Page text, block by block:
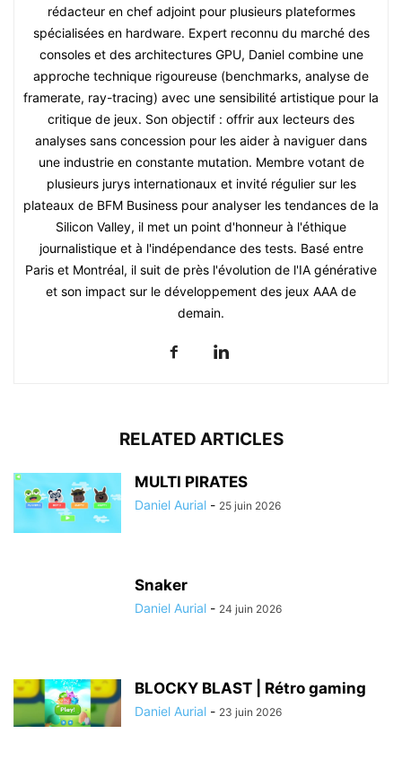
rédacteur en chef adjoint pour plusieurs plateformes
spécialisées en hardware. Expert reconnu du marché des
consoles et des architectures GPU, Daniel combine une
approche technique rigoureuse (benchmarks, analyse de
framerate, ray-tracing) avec une sensibilité artistique pour la
critique de jeux. Son objectif : offrir aux lecteurs des
analyses sans concession pour les aider à naviguer dans
une industrie en constante mutation. Membre votant de
plusieurs jurys internationaux et invité régulier sur les
plateaux de BFM Business pour analyser les tendances de la
Silicon Valley, il met un point d'honneur à l'éthique
journalistique et à l'indépendance des tests. Basé entre
Paris et Montréal, il suit de près l'évolution de l'IA générative
et son impact sur le développement des jeux AAA de
demain.
RELATED ARTICLES
MULTI PIRATES
Daniel Aurial - 25 juin 2026
Snaker
Daniel Aurial - 24 juin 2026
BLOCKY BLAST | Rétro gaming
Daniel Aurial - 23 juin 2026